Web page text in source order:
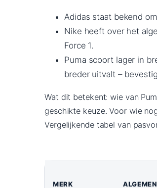
Adidas staat bekend
Nike heeft over het
Force 1.
Puma scoort lager in
breder uitvalt –
Wat dit betekent: wie van
geschikte keuze. Voor wie
Vergelijkende tabel van
MERK